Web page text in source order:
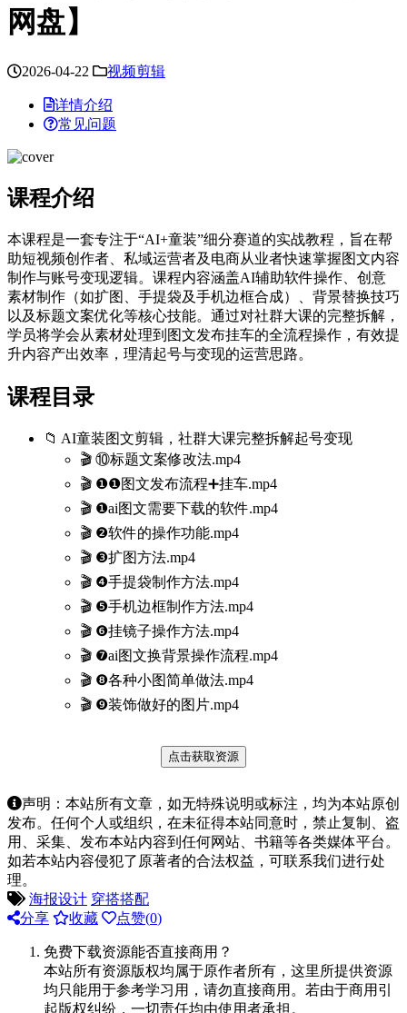
网盘】
2026-04-22 视频剪辑
详情介绍
常见问题
课程介绍
本课程是一套专注于“AI+童装”细分赛道的实战教程，旨在帮
助短视频创作者、私域运营者及电商从业者快速掌握图文内容
制作与账号变现逻辑。课程内容涵盖AI辅助软件操作、创意
素材制作（如扩图、手提袋及手机边框合成）、背景替换技巧
以及标题文案优化等核心技能。通过对社群大课的完整拆解，
学员将学会从素材处理到图文发布挂车的全流程操作，有效提
升内容产出效率，理清起号与变现的运营思路。
课程目录
📁 AI童装图文剪辑，社群大课完整拆解起号变现
🎬 ⑩标题文案修改法.mp4
🎬 ❶❶图文发布流程➕挂车.mp4
🎬 ❶ai图文需要下载的软件.mp4
🎬 ❷软件的操作功能.mp4
🎬 ❸扩图方法.mp4
🎬 ❹手提袋制作方法.mp4
🎬 ❺手机边框制作方法.mp4
🎬 ❻挂镜子操作方法.mp4
🎬 ❼ai图文换背景操作流程.mp4
🎬 ❽各种小图简单做法.mp4
🎬 ❾装饰做好的图片.mp4
点击获取资源
声明：本站所有文章，如无特殊说明或标注，均为本站原创
发布。任何个人或组织，在未征得本站同意时，禁止复制、盗
用、采集、发布本站内容到任何网站、书籍等各类媒体平台。
如若本站内容侵犯了原著者的合法权益，可联系我们进行处
理。
海报设计 穿搭搭配
分享
收藏 点赞(0)
免费下载资源能否直接商用？
本站所有资源版权均属于原作者所有，这里所提供资源
均只能用于参考学习用，请勿直接商用。若由于商用引
起版权纠纷，一切责任均由使用者承担。